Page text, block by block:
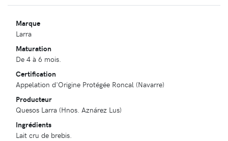
Marque
Larra
Maturation
De 4 à 6 mois.
Certification
Appelation d'Origine Protégée Roncal (Navarre)
Producteur
Quesos Larra (Hnos. Aznárez Lus)
Ingrédients
Lait cru de brebis.